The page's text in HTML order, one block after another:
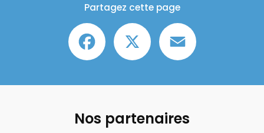
Partagez cette page
Facebook
Nos partenaires